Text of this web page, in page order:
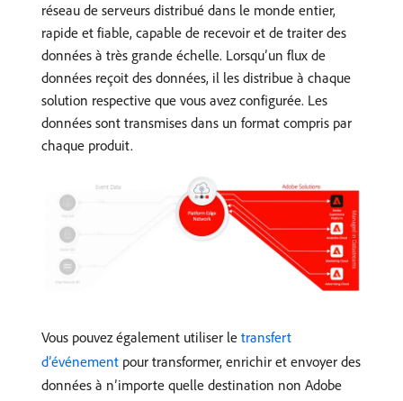
réseau de serveurs distribué dans le monde entier,
rapide et fiable, capable de recevoir et de traiter des
données à très grande échelle. Lorsqu’un flux de
données reçoit des données, il les distribue à chaque
solution respective que vous avez configurée. Les
données sont transmises dans un format compris par
chaque produit.
Vous pouvez également utiliser le transfert
d’événement pour transformer, enrichir et envoyer des
données à n’importe quelle destination non Adobe